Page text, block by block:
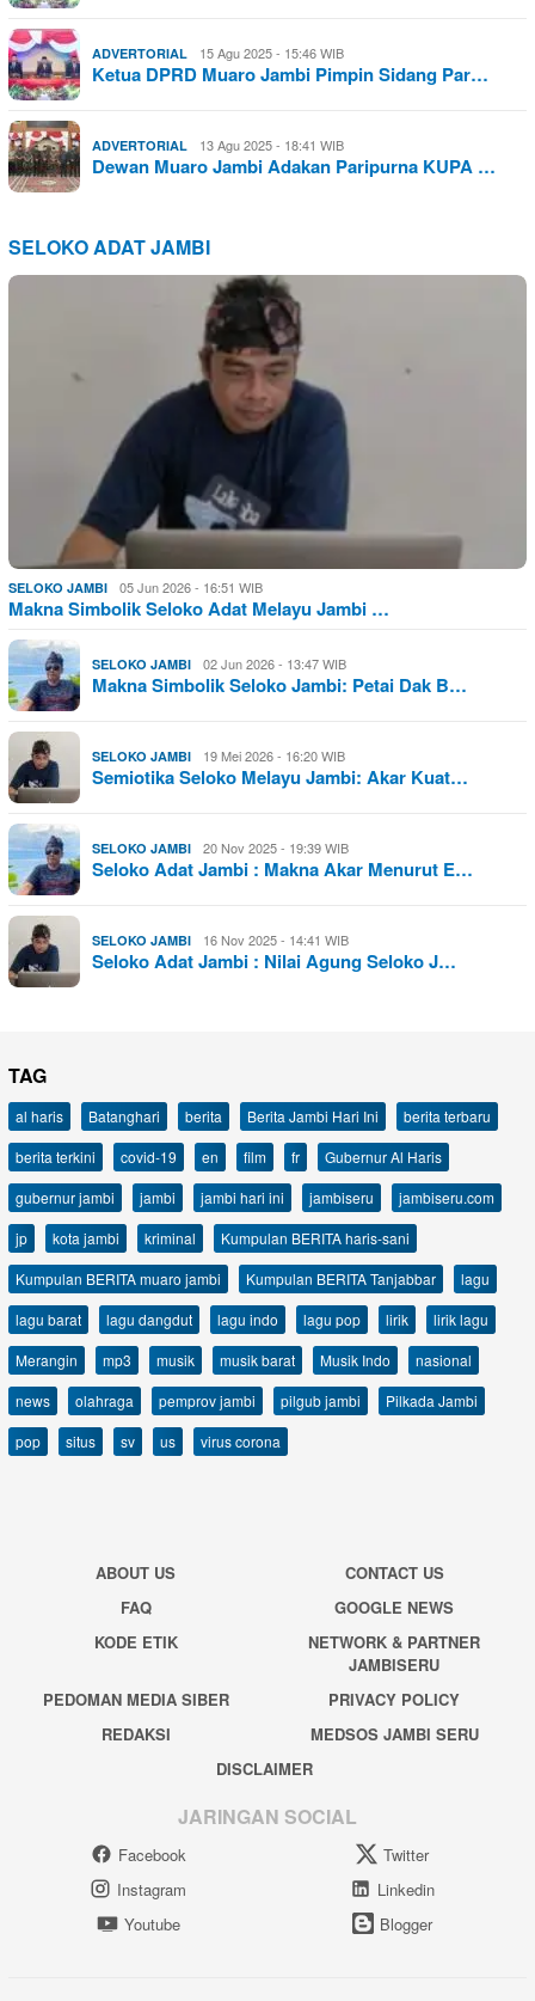
ADVERTORIAL 15 Agu 2025 - 15:46 WIB
Ketua DPRD Muaro Jambi Pimpin Sidang Par…
ADVERTORIAL 13 Agu 2025 - 18:41 WIB
Dewan Muaro Jambi Adakan Paripurna KUPA …
SELOKO ADAT JAMBI
SELOKO JAMBI 05 Jun 2026 - 16:51 WIB
Makna Simbolik Seloko Adat Melayu Jambi …
SELOKO JAMBI 02 Jun 2026 - 13:47 WIB
Makna Simbolik Seloko Jambi: Petai Dak B…
SELOKO JAMBI 19 Mei 2026 - 16:20 WIB
Semiotika Seloko Melayu Jambi: Akar Kuat…
SELOKO JAMBI 20 Nov 2025 - 19:39 WIB
Seloko Adat Jambi : Makna Akar Menurut E…
SELOKO JAMBI 16 Nov 2025 - 14:41 WIB
Seloko Adat Jambi : Nilai Agung Seloko J…
TAG
al haris Batanghari berita Berita Jambi Hari Ini
berita terbaru
berita terkini
covid-19 en film fr
Gubernur Al Haris
gubernur jambi
jambi jambi hari ini jambiseru
jambiseru.com
jp
kota jambi kriminal
Kumpulan BERITA haris-sani
Kumpulan BERITA muaro jambi
Kumpulan BERITA Tanjabbar
lagu
lagu barat
lagu dangdut lagu indo lagu pop lirik
lirik lagu
Merangin
mp3 musik musik barat Musik Indo
nasional
news
olahraga pemprov jambi pilgub jambi
Pilkada Jambi
pop
situs sv us virus corona
ABOUT US
CONTACT US
FAQ
GOOGLE NEWS
KODE ETIK
NETWORK & PARTNER
JAMBISERU
PEDOMAN MEDIA SIBER
PRIVACY POLICY
REDAKSI
MEDSOS JAMBI SERU
DISCLAIMER
JARINGAN SOCIAL
Facebook
Twitter
Instagram
Linkedin
Youtube
Blogger